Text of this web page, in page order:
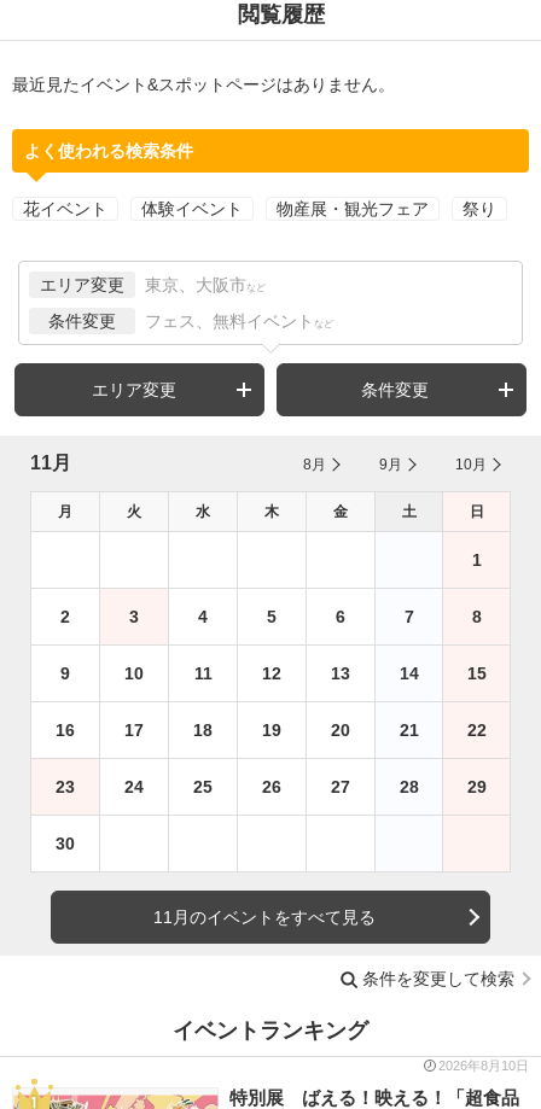
閲覧履歴
最近見たイベント&スポットページはありません。
よく使われる検索条件
花イベント 体験イベント 物産展・観光フェア 祭り
エリア変更 東京、大阪市 など
条件変更 フェス、無料イベント など
エリア変更 条件変更
11月 8月 9月 10月
月 火 水 木 金 土 日
1
2 3 4 5 6 7 8
9 10 11 12 13 14 15
16 17 18 19 20 21 22
23 24 25 26 27 28 29
30
11月のイベントをすべて見る
条件を変更して検索
イベントランキング
2026年8月10日
特別展 ばえる！映える！「超食品